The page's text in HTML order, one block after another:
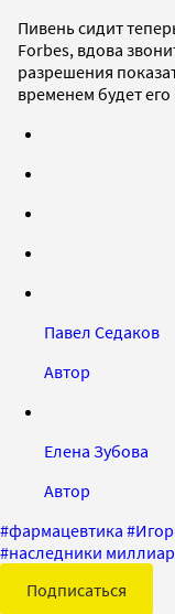
Пивень сидит
Forbes, вдова
разрешения
временем будет
Павел Седаков
Автор
Елена Зубова
Автор
#фармацевтика #
#наследники
Подписаться